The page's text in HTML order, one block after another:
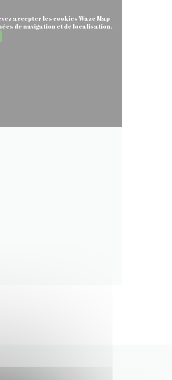
accepter les cookies Waze Map
de navigation et de localisation.